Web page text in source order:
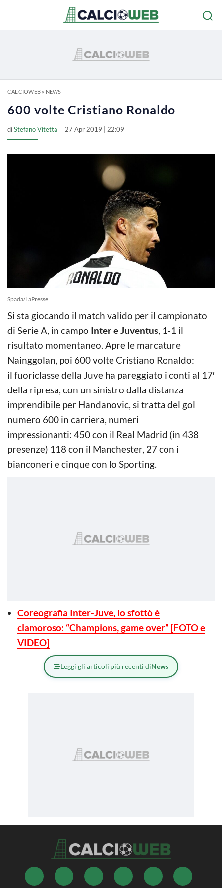
CALCIOWEB» NEWS
600 volte Cristiano Ronaldo
diStefano Vitetta 27 Apr 2019 | 22:09
Spada/LaPresse
Si sta giocando il match valido per il campionato
di Serie A, in campo Inter e Juventus, 1-1 il
risultato momentaneo. Apre le marcature
Nainggolan, poi 600 volte Cristiano Ronaldo:
il fuoriclasse della Juve ha pareggiato i conti al 17′
della ripresa, con un sinistro dalla distanza
imprendibile per Handanovic, si tratta del gol
numero 600 in carriera, numeri
impressionanti: 450 con il Real Madrid (in 438
presenze) 118 con il Manchester, 27 con i
bianconeri e cinque con lo Sporting.
Coreografia Inter-Juve, lo sfottò è
clamoroso: “Champions, game over” [FOTO e
VIDEO]
Leggi gli articoli più recenti diNews